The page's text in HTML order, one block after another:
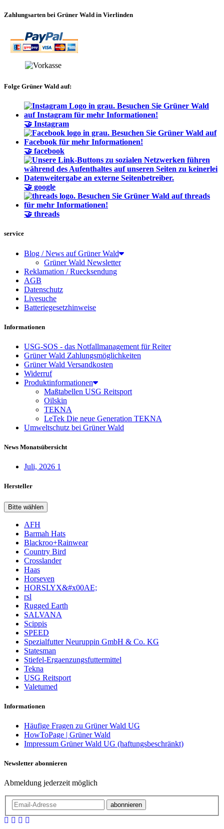
Zahlungsarten bei Grüner Wald in Vierlinden
Folge Grüner Wald auf:
🤝 Instagram
🤝 facebook
🤝 google
🤝 threads
service
Blog / News auf Grüner Wald
Grüner Wald Newsletter
Reklamation / Ruecksendung
AGB
Datenschutz
Livesuche
Batteriegesetzhinweise
Informationen
USG-SOS - das Notfallmanagement für Reiter
Grüner Wald Zahlungsmöglichkeiten
Grüner Wald Versandkosten
Widerruf
Produktinformationen
Maßtabellen USG Reitsport
Oilskin
TEKNA
LeTek Die neue Generation TEKNA
Umweltschutz bei Grüner Wald
News Monatsübersicht
Juli, 2026 1
Hersteller
Bitte wählen
AFH
Barmah Hats
Blackroo+Rainwear
Country Bird
Crosslander
Haas
Horseven
HORSLYX&#x00AE;
rsl
Rugged Earth
SALVANA
Scippis
SPEED
Spezialfutter Neuruppin GmbH & Co. KG
Statesman
Stiefel-Ergaenzungsfuttermittel
Tekna
USG Reitsport
Valetumed
Informationen
Häufige Fragen zu Grüner Wald UG
HowToPage | Grüner Wald
Impressum Grüner Wald UG (haftungsbeschränkt)
Newsletter abonnieren
Abmeldung jederzeit möglich
Email-Adresse abonnieren